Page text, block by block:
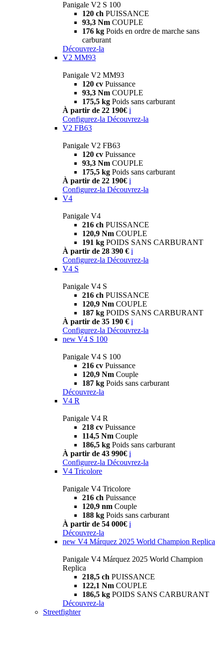
Panigale V2 S 100
120 ch PUISSANCE
93,3 Nm COUPLE
176 kg Poids en ordre de marche sans
carburant
Découvrez-la
V2 MM93
Panigale V2 MM93
120 cv Puissance
93,3 Nm COUPLE
175,5 kg Poids sans carburant
À partir de 22 190€ i
Configurez-la Découvrez-la
V2 FB63
Panigale V2 FB63
120 cv Puissance
93,3 Nm COUPLE
175,5 kg Poids sans carburant
À partir de 22 190€ i
Configurez-la Découvrez-la
V4
Panigale V4
216 ch PUISSANCE
120,9 Nm COUPLE
191 kg POIDS SANS CARBURANT
À partir de 28 390 € i
Configurez-la Découvrez-la
V4 S
Panigale V4 S
216 ch PUISSANCE
120,9 Nm COUPLE
187 kg POIDS SANS CARBURANT
À partir de 35 190 € i
Configurez-la Découvrez-la
new V4 S 100
Panigale V4 S 100
216 cv Puissance
120,9 Nm Couple
187 kg Poids sans carburant
Découvrez-la
V4 R
Panigale V4 R
218 cv Puissance
114,5 Nm Couple
186,5 kg Poids sans carburant
À partir de 43 990€ i
Configurez-la Découvrez-la
V4 Tricolore
Panigale V4 Tricolore
216 ch Puissance
120,9 nm Couple
188 kg Poids sans carburant
À partir de 54 000€ i
Découvrez-la
new V4 Márquez 2025 World Champion Replica
Panigale V4 Márquez 2025 World Champion
Replica
218,5 ch PUISSANCE
122,1 Nm COUPLE
186,5 kg POIDS SANS CARBURANT
Découvrez-la
Streetfighter